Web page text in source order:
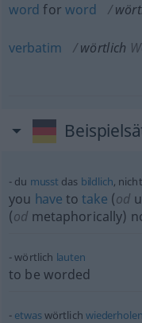
word forword
verbatim wörtlich
du musst das bildlich,
you have totake (od
(od metaphorically)
wörtlich lauten
to be worded
etwaswörtlich wiederholen